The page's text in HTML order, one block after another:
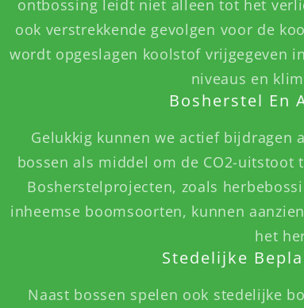
ontbossing leidt niet alleen tot het
ook verstrekkende gevolgen voor de
wordt opgeslagen koolstof vrijgegeven
niveaus en
Bosherstel En
Gelukkig kunnen we actief bijdragen
bossen als middel om de CO2-uitstoot
Bosherstelprojecten, zoals
inheemse boomsoorten, kunnen
het
Stedelijke
Naast bossen spelen ook stedelijke